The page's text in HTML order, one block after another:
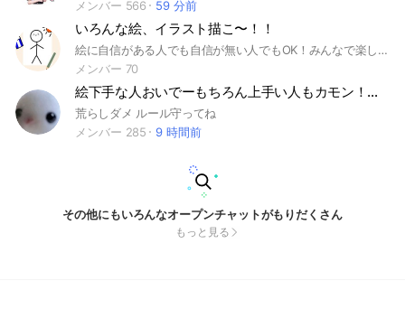
メンバー 566
59 分前
いろんな絵、イラスト描こ〜！！
絵に自信がある人でも自信が無い人でもOK！みんなで楽しく絵を描きましょう！！ オリキャラもアニメや漫画、ゲームのイラストもOKです！ ライブトークしたい時は私(なの)か副官さんを呼んでください🙃駆けつけます･*･:≡( ε:) ルールを抜粋します👇🏻 イラストを載せる際の注意 ・自作発言はやめてください！この人の絵良いですよねなど付けてください！ ・無断転載は❌です！ちゃんと許可を取りましょう ・地雷の方がいらっしゃるのでえrぐrはワンクッションをつけましょう！ ✧︎拾い画は拾い画だと伝えてもらったら有難いです、絵師様が使用禁止してる物は使用しないようにしましょう トレパク❌です トレパクとは⬇ 人の許可を取らずにトレスし、それを勝手にネットにアップロードする行為です ・地雷の方がいたら無視せずに守りましょう！ ・荒らしはやめましょう！ 絵チャ ・絵チャをする際は勝手に人の絵を消したりしないようにしましょう！ メイキング等の動画を投稿する際 ・動画の連投などする際はノートに貼ってからシェアしましょう！ 抜ける際 ・合わないなと思ったり親バレしたりしたら抜けてOKです！ですが入って1時間以内に抜けるのは辞めてください(合わなかった、親バレ等は管理人か副管理人さんに伝えてもらえれば大丈夫です) その他 ・タメOKです！敬語の方がいい方は敬語でも良いですよ！ ・宣伝OKです ・人の嫌がること、自分が嫌なことは言わないでください！ ・暗い話はできるだけNGスレッドでやってね ・有償依頼×です(トラブルになりやすいので) ・雑談は少しならOK‼️あまり長く雑談するのは雑談部屋があるのでそこで行ってください ・実写❌です(自分の顔写真など) ✧︎実きょう者様やYouTuber様など、自分や身内の方以外の人の模写、デッサンはOKです！ ・下ネタ❌です ※あくまでここは絵を載せる場です。 10歳未満の方の入室はお断りしております。 以上です！ルールを守って楽しく過ごしましょう！ LINEVOOMのイラストの宣伝とかもOKです〜#イラスト#いらすと#お絵描き#絵#オリキャラ#アドバイス#添削#イラスト依頼#依頼#無償依頼#ライブトーク#ライト#ライトー#オリキャラ#創作#OC#下手#絵下手#神絵師#絵師
メンバー 70
絵下手な人おいでーもちろん上手い人もカモン！雑談○
荒らしダメ ルール守ってね
メンバー 285
9 時間前
その他にもいろんなオープンチャットがもりだくさん
もっと見る